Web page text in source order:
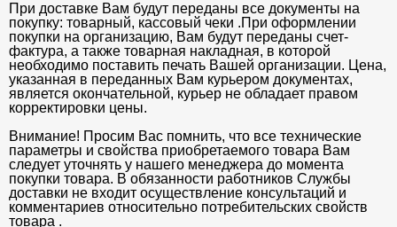
При доставке Вам будут переданы все документы на
покупку: товарный, кассовый чеки .При оформлении
покупки на организацию, Вам будут переданы счет-
фактура, а также товарная накладная, в которой
необходимо поставить печать Вашей организации. Цена,
указанная в переданных Вам курьером документах,
является окончательной, курьер не обладает правом
корректировки цены.
Внимание! Просим Вас помнить, что все технические
параметры и свойства приобретаемого товара Вам
следует уточнять у нашего менеджера до момента
покупки товара. В обязанности работников Службы
доставки не входит осуществление консультаций и
комментариев относительно потребительских свойств
товара .